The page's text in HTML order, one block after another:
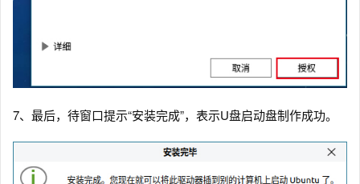
7、最后，待窗口提示“安装完成”，表示U盘启动盘制作成功。